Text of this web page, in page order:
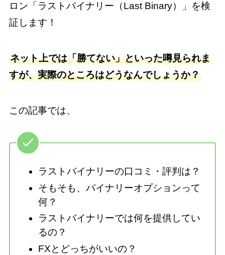
ロン「ラストバイナリー（Last Binary）」を検
証します！
ネット上では「勝てない」といった噂見られま
すが、実際のところはどうなんでしょうか？
この記事では、
ラストバイナリーの口コミ・評判は？
そもそも、バイナリーオプションって
何？
ラストバイナリーでは何を提供してい
るの？
FXとどっちがいいの？